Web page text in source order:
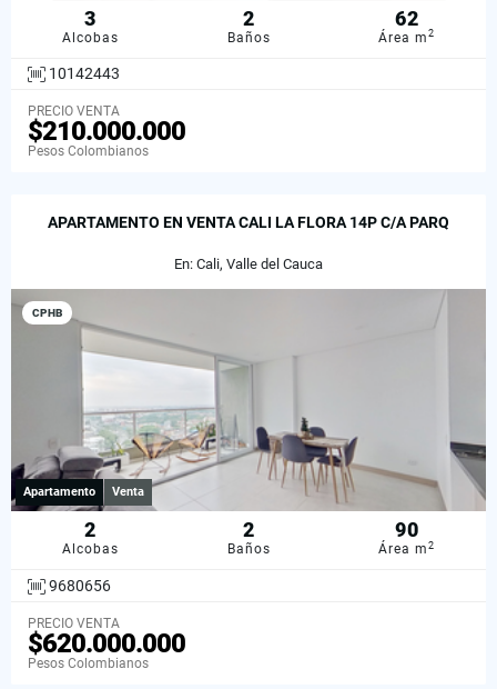
3
Alcobas
2
Baños
62
Área m2
10142443
PRECIO VENTA
$210.000.000
Pesos Colombianos
APARTAMENTO EN VENTA CALI LA FLORA 14P C/A PARQ
En: Cali, Valle del Cauca
CPHB
Apartamento Venta
2
Alcobas
2
Baños
90
Área m2
9680656
PRECIO VENTA
$620.000.000
Pesos Colombianos